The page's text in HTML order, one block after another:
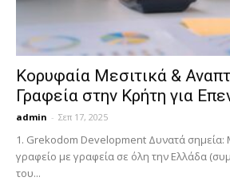
Κορυφαία Μεσιτικά &
Γραφεία στην Κρήτη για
admin - Σεπ 17, 2025
1. Grekodom Development Δυνατά σημεία:
γραφείο με γραφεία σε όλη την Ελλάδα
του...